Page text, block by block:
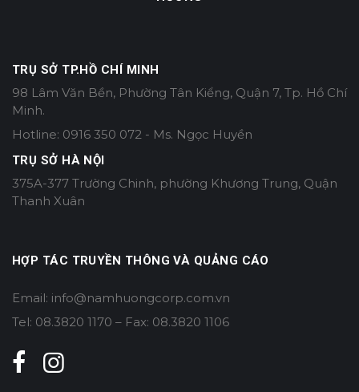
TRỤ SỞ TP.HỒ CHÍ MINH
98 Lâm Văn Bền, Phường Tân Kiểng, Quận 7, Tp. Hồ Chí
Minh.
Hotline: 0916 350 072 - Ms. Ngọc Huyền
TRỤ SỞ HÀ NỘI
375A-377 Trường Chinh, phường Khương Trung, Quận
Thanh Xuân
HỢP TÁC TRUYỀN THÔNG VÀ QUẢNG CÁO
Email: info@namhuongcorp.com.vn
Tel: 08.3820 1170 – Fax: 08.3820 1106